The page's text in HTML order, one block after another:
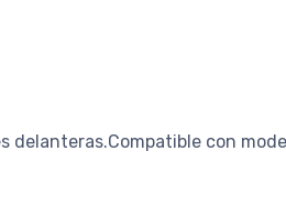
delanteras.Compatible con